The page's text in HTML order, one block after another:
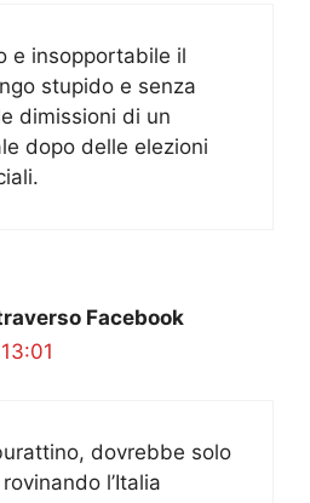
e insopportabile il
stupido e senza
dimissioni di un
dopo delle elezioni
Facebook
dovrebbe solo
l’Italia